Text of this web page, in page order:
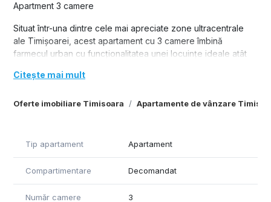
Oferte imobiliare Timisoara Apartamente de vânzare
Apartment 3 camere
Situat într-una dintre cele mai apreciate zone ultracentrale
ale Timișoarei, acest apartament cu 3 camere îmbină
farmecul urban cu funcționalitatea unei locuințe ideale atât
beneficiază de o compartimentare practică și luminoasă,
viață modern.
camere luminoase, bucătărie funcțională și finisaje atent
alese, care contribuie la un plus de confort și rafinament.
puncte de interes ale orașului – Piața Victoriei, restaurante,
Citește mai mult
Tip apartament Apartament
Compartimentare Decomandat
Număr camere 3